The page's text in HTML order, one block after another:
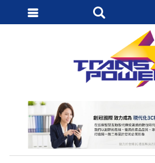
繁體中文